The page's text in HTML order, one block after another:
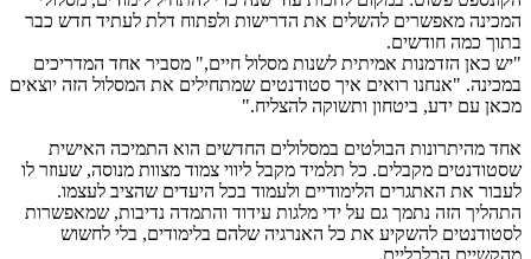
המכינה מאפשרים להשלים את הדרישות ולפתוח דלת לעתיד חדש כבר
בתוך כמה חודשים.
"יש כאן הזדמנות אמיתית לשנות מסלול חיים," מסביר אחד המדריכים
במכינה. "אנחנו רואים איך סטודנטים שמתחילים את המסלול הזה יוצאים
מכאן עם ידע, ביטחון ותשוקה להצליח."
אחד מהיתרונות הבולטים במסלולים החדשים הוא התמיכה האישית
שסטודנטים מקבלים. כל תלמיד מקבל ליווי צמוד מצוות מנוסה, שעוזר לו
לעבור את האתגרים הלימודיים ולעמוד בכל היעדים שהציב לעצמו.
התהליך הזה נתמך גם על ידי מלגות עידוד והתמדה נדיבות, שמאפשרות
לסטודנטים להשקיע את כל האנרגיה שלהם בלימודים, בלי לחשוש
מהקשיים הכלכליים.